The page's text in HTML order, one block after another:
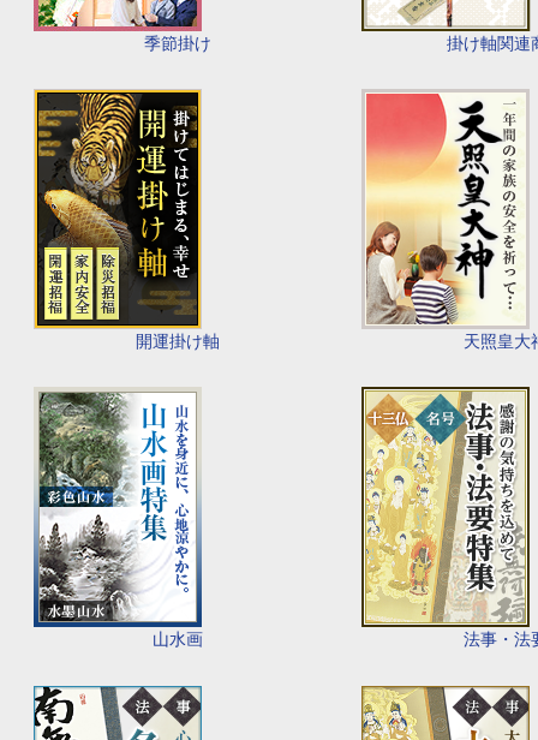
季節掛け 掛け軸関連
開運掛け軸 天照皇大
山水画 法事・法